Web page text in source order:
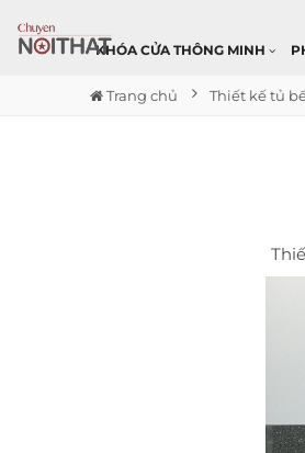
KHÓA CỬA THÔNG MINH
Trang chủ Thiết kế tủ